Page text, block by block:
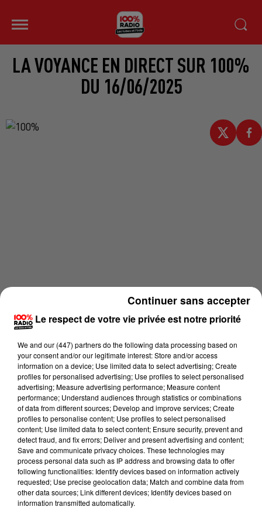
LA VOYANCE EN DIRECT SUR 100%
DU 16/06/2025
Lecture (3 min 14 sec)
100%
La voyance en direct sur 100%
Le respect de votre vie privée est notre priorité
We and our (447) partnersdo the following data processing based on
your consent and/or our legitimate interest: Store and/or access
information on a device; Use limited data to select advertising; Create
profiles for personalised advertising; Use profiles to select personalised
advertising; Measure advertising performance; Measure content
performance; Understand audiences through statistics or combinations
of data from different sources; Develop and improve services; Create
profiles to personalise content; Use profiles to select personalised
content; Use limited data to select content; Ensure security, prevent and
detect fraud, and fix errors; Deliver and present advertising and content;
Save and communicate privacy choices. These technologies may
process personal data such as IP address and browsing data to offer
following functionalities: Identify devices based on information actively
requested; Use precise geolocation data; Match and combine data from
other data sources; Link different devices; Identify devices based on
information transmitted automatically.
Continuer sans accepter